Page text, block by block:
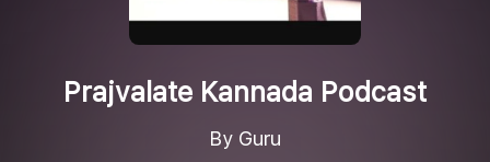
Prajvalate Kannada Podcast
By Guru